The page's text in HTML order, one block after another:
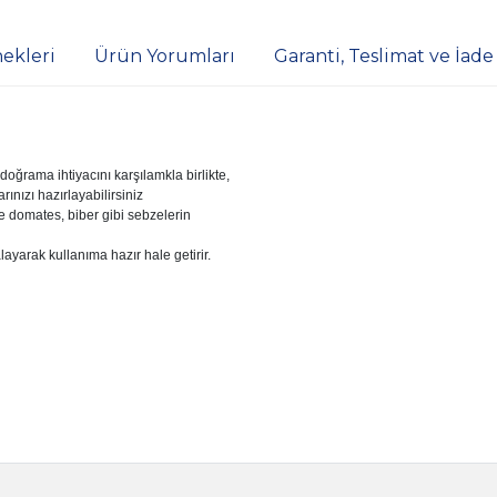
Ürün Yorumları Garanti, Teslimat ve İade
ihtiyacını karşılamkla birlikte,
hazırlayabilirsiniz
domates, biber gibi sebzelerin